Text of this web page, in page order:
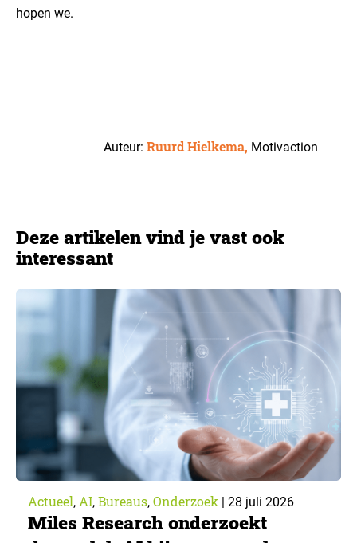
hopen we.
Auteur:Ruurd Hielkema, Motivaction
Deze artikelen vind je vast ook
interessant
Actueel, AI, Bureaus, Onderzoek | 28 juli 2026
Miles Research onderzoekt